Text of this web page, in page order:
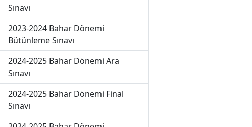
Sınavı
2023-2024 Bahar Dönemi
Bütünleme Sınavı
2024-2025 Bahar Dönemi Ara
Sınavı
2024-2025 Bahar Dönemi Final
Sınavı